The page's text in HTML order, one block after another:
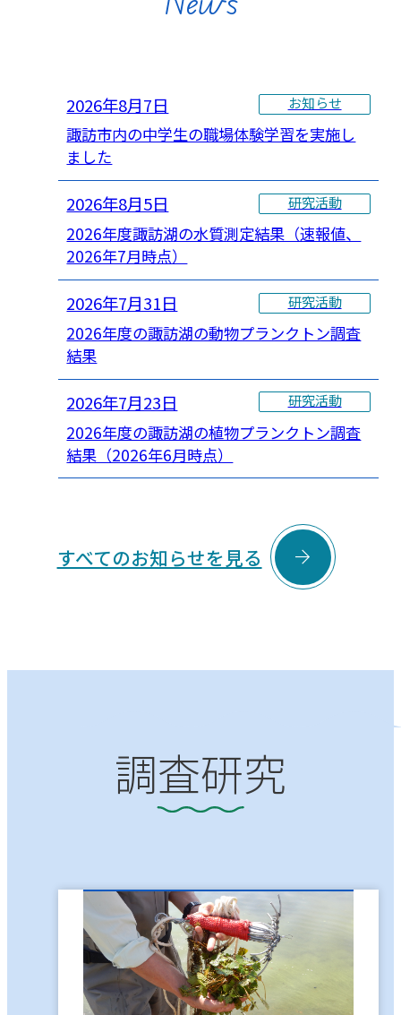
2026年8月7日 お知らせ
諏訪市内の中学生の職場体験学習を実施し
ました
2026年8月5日 研究活動
2026年度諏訪湖の水質測定結果（速報値、
2026年7月時点）
2026年7月31日 研究活動
2026年度の諏訪湖の動物プランクトン調査
結果
2026年7月23日 研究活動
2026年度の諏訪湖の植物プランクトン調査
結果（2026年6月時点）
すべてのお知らせを見る 
調査研究